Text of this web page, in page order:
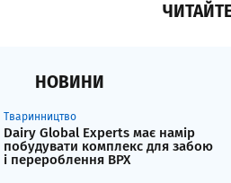
НОВИНИ
Тваринництво
Dairy Global Experts має намір
побудувати комплекс для забою
і перероблення ВРХ